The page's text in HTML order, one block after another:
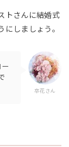
トさんに結婚式
しましょう。
卒花さん
ー